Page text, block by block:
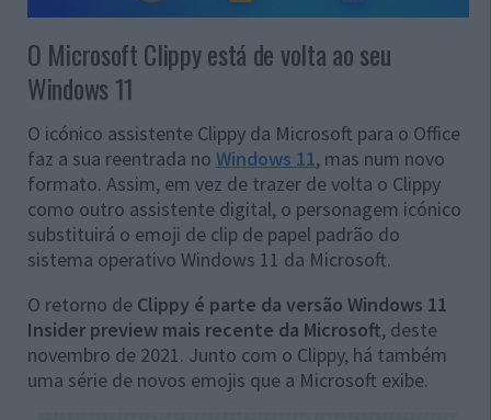
O Microsoft Clippy está de volta ao seu
Windows 11
O icónico assistente Clippy da Microsoft para o Office
faz a sua reentrada no Windows 11, mas num novo
formato. Assim, em vez de trazer de volta o Clippy
como outro assistente digital, o personagem icónico
substituirá o emoji de clip de papel padrão do
sistema operativo Windows 11 da Microsoft.
O retorno de Clippy é parte da versão Windows 11
Insider preview mais recente da Microsoft, deste
novembro de 2021. Junto com o Clippy, há também
uma série de novos emojis que a Microsoft exibe.